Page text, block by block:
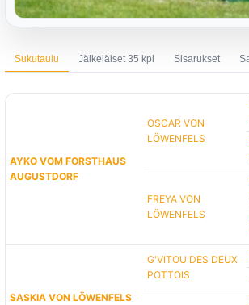
Sukutaulu Jälkeläiset 35 kpl Sisarukset
AYKO VOM FORSTHAUS
AUGUSTDORF
OSCAR VON
LÖWENFELS
FREYA VON
LÖWENFELS
SASKIA VON LÖWENFELS
G'VITOU DES DEUX
POTTOIS